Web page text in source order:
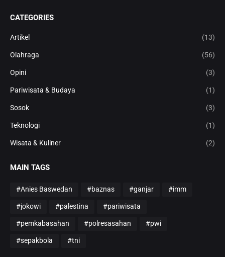
CATEGORIES
Artikel (13)
Olahraga (56)
Opini (3)
Pariwisata & Budaya (1)
Sosok (3)
Teknologi (1)
Wisata & Kuliner (2)
MAIN TAGS
#Anies Baswedan #baznas #ganjar #imm
#jokowi #palestina #pariwisata
#pemkabasahan #polresasahan #pwi
#sepakbola #tni